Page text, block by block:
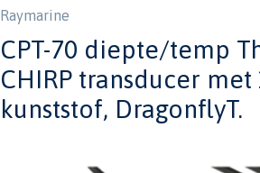
Raymarine
CPT-70 diepte/temp
CHIRP transducer
kunststof, DragonflyT.